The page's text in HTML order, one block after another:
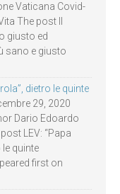
Vaticana Covid-
The post Il
giusto ed
sano e giusto
dietro le quinte
29, 2020
Dario Edoardo
LEV: “Papa
quinte
first on